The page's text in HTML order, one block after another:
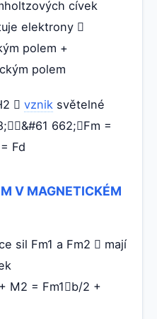
cívek
elektrony 
polem +
polem
 vznik světelné
662;Fm =
Fd
V MAGNETICKÉM
sil Fm1 a Fm2  mají
M2 = Fm1b/2 +